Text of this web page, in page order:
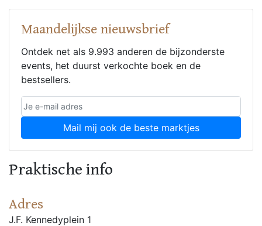
Maandelijkse nieuwsbrief
Ontdek net als 9.993 anderen de bijzonderste
events, het duurst verkochte boek en de
bestsellers.
Mail mij ook de beste marktjes
Praktische info
Adres
J.F. Kennedyplein 1